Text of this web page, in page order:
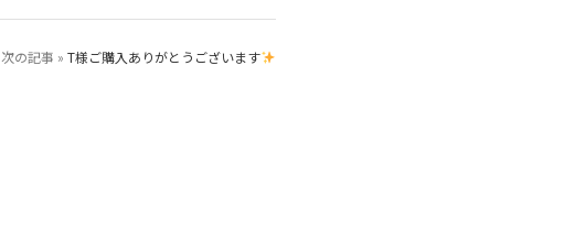
次の記事 »T様ご購入ありがとうございます